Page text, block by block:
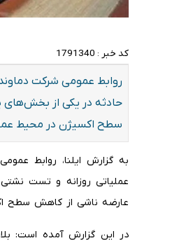
کد خبر : 1791340
روابط عمومی شرکت
حادثه در یکی از
سطح اکسیژن در محیط
به گزارش ایلنا، روابط
عملیاتی روزانه و تست
عارضه ناشی از کاهش سطح
در این گزارش آمده است: